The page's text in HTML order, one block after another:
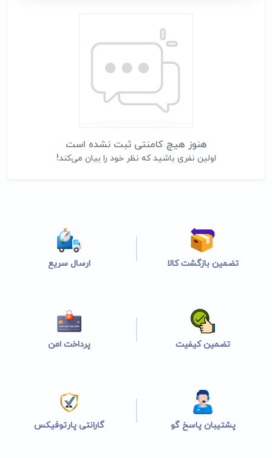
هنوز هیچ کامنتی ثبت نشده است
اولین نفری باشید که نظر خود را بیان می‌کند!
تضمین بازگشت کالا ارسال سریع
تضمین کیفیت پرداخت امن
پشتیبان پاسخ گو گارانتی پارتوفیکس